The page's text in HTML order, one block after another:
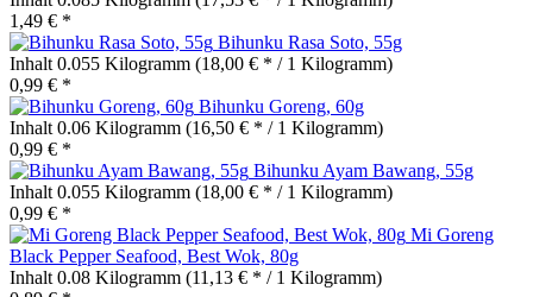
1,49 € *
Bihunku Rasa Soto, 55g
Inhalt 0.055 Kilogramm (18,00 € * / 1 Kilogramm)
0,99 € *
Bihunku Goreng, 60g
Inhalt 0.06 Kilogramm (16,50 € * / 1 Kilogramm)
0,99 € *
Bihunku Ayam Bawang, 55g
Inhalt 0.055 Kilogramm (18,00 € * / 1 Kilogramm)
0,99 € *
Mi Goreng
Black Pepper Seafood, Best Wok, 80g
Inhalt 0.08 Kilogramm (11,13 € * / 1 Kilogramm)